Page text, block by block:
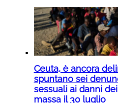
Ceuta, è ancora
spuntano sei
sessuali ai danni
massa il 30 luglio